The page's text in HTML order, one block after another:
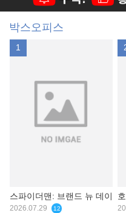
박스오피스
1
스파이더맨: 브랜드 뉴 데이
2026.07.29 12